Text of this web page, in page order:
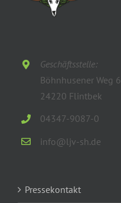
Geschäftsstelle:
Böhnhusener Weg 6
24220 Flintbek
04347-9087-0
info@ljv-sh.de
Pressekontakt